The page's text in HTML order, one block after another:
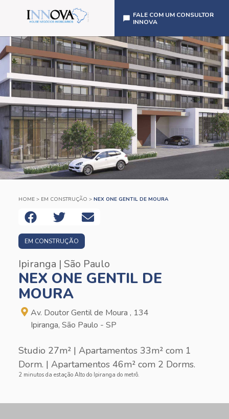
FALE COM UM CONSULTOR
INNOVA
HOME > EM CONSTRUÇÃO > NEX ONE GENTIL DE MOURA
EM CONSTRUÇÃO
Ipiranga | São Paulo
NEX ONE GENTIL DE
MOURA
Av. Doutor Gentil de Moura , 134
Ipiranga, São Paulo - SP
Studio 27m² | Apartamentos 33m² com 1
Dorm. | Apartamentos 46m² com 2 Dorms.
2 minutos da estação Alto do Ipiranga do metrô.